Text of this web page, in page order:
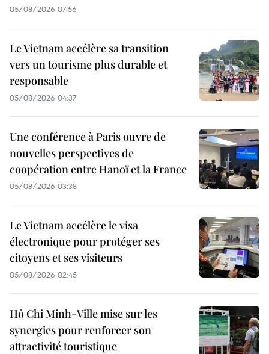
05/08/2026 07:56
Le Vietnam accélère sa transition
vers un tourisme plus durable et
responsable
05/08/2026 04:37
Une conférence à Paris ouvre de
nouvelles perspectives de
coopération entre Hanoï et la France
05/08/2026 03:38
Le Vietnam accélère le visa
électronique pour protéger ses
citoyens et ses visiteurs
05/08/2026 02:45
Hô Chi Minh-Ville mise sur les
synergies pour renforcer son
attractivité touristique